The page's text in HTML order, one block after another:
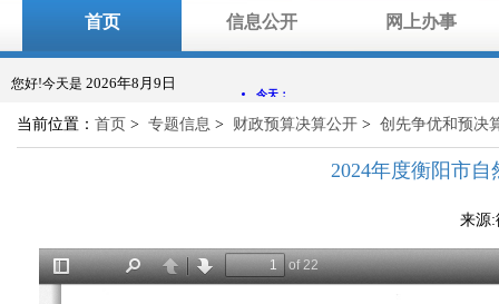
首页 信息公开 网上办事
您好!今天是 2026年8月9日
当前位置： 首页 > 专题信息 > 财政预算决算公开 > 创先争优和预决
2024年度衡阳市
来源